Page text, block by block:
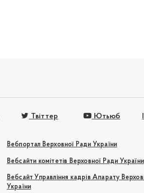
Твіттер Ютьюб
Вебпортал Верховної Ради України
Вебсайти комітетів Верховної Ради України
Вебсайт Управління кадрів Апарату
України